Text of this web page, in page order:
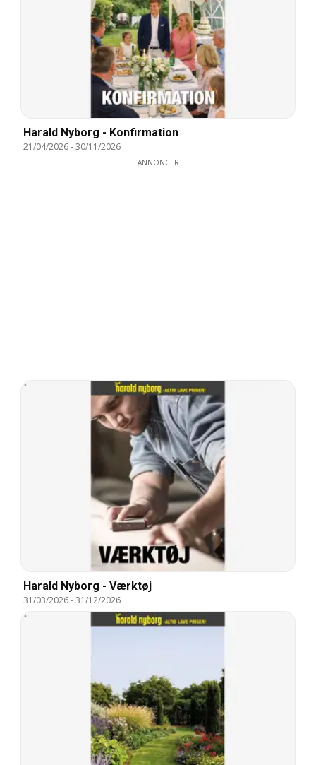
Harald Nyborg - Konfirmation
21/04/2026-30/11/2026
ANNONCER
Harald Nyborg - Værktøj
31/03/2026-31/12/2026